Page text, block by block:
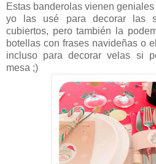
Estas banderolas vienen
yo las usé para decorar las
cubiertos, pero también la
botellas con frases navideñas o
incluso para decorar velas si
mesa ;)